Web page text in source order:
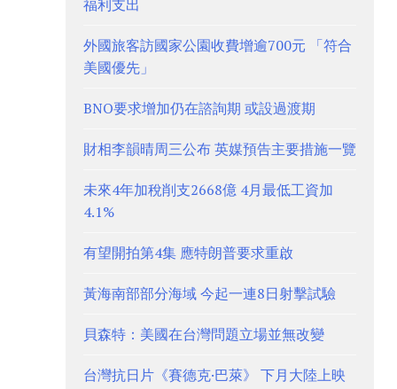
福利支出
外國旅客訪國家公園收費增逾700元 「符合
美國優先」
BNO要求增加仍在諮詢期 或設過渡期
財相李韻晴周三公布 英媒預告主要措施一覽
未來4年加稅削支2668億 4月最低工資加
4.1%
有望開拍第4集 應特朗普要求重啟
黃海南部部分海域 今起一連8日射擊試驗
貝森特：美國在台灣問題立場並無改變
台灣抗日片《賽德克·巴萊》 下月大陸上映